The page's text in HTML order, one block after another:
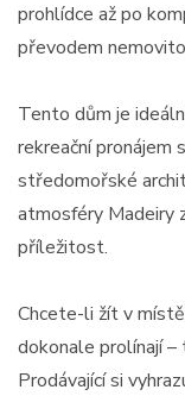
prohlídce až po
převodem
Tento dům je
rekreační pronájem
středomořské
atmosféry Madeiry
příležitost.
Chcete-li žít v
dokonale prolínají –
Prodávající si